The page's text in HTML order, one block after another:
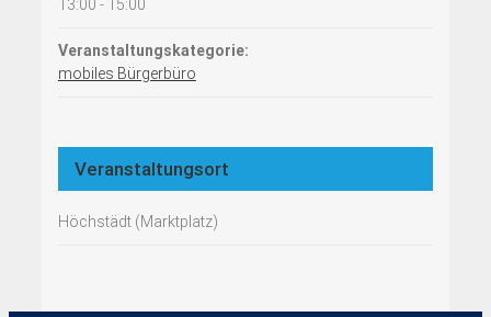
13:00 - 15:00
Veranstaltungskategorie:
mobiles Bürgerbüro
Veranstaltungsort
Höchstädt (Marktplatz)